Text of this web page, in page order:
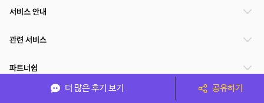
더 많은 후기 보기 공유하기
서비스 안내
관련 서비스
파트너쉽
서비스 제공 국가